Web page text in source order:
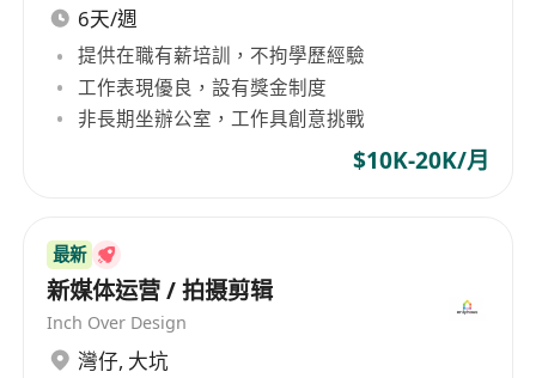
6天/週
提供在職有薪培訓，不拘學歷經驗
工作表現優良，設有獎金制度
非長期坐辦公室，工作具創意挑戰
$10K-20K/月
最新
新媒体运营 / 拍摄剪辑
Inch Over Design
灣仔, 大坑